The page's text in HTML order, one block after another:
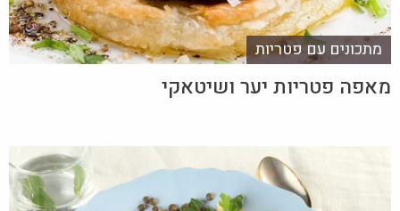
מתכונים עם פטריות
מאפה פטריות יער ושיטאקי